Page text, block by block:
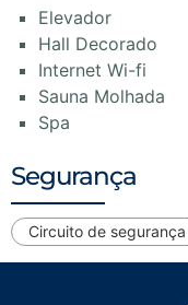
Elevador
Hall Decorado
Internet Wi-fi
Sauna Molhada
Spa
Segurança
Circuito de segurança